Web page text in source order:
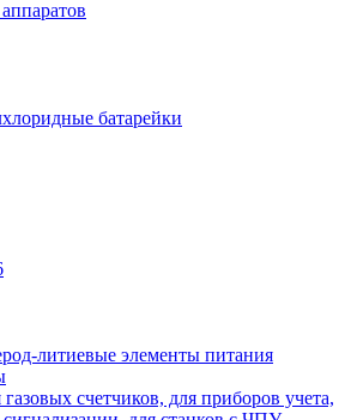
батарейки
литиевые элементы питания
счетчиков, для приборов учета,